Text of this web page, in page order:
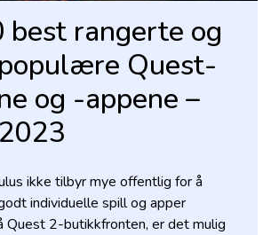
best rangerte og
Quest-
og -appene –
ikke tilbyr mye offentlig for å
individuelle spill og apper
Quest 2-butikkfronten, er det mulig